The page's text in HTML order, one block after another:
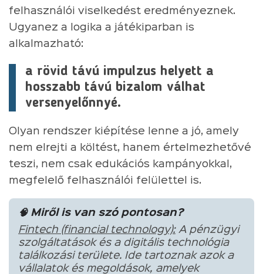
felhasználói viselkedést eredményeznek.
Ugyanez a logika a játékiparban is
alkalmazható:
a rövid távú impulzus helyett a
hosszabb távú bizalom válhat
versenyelőnnyé.
Olyan rendszer kiépítése lenne a jó, amely
nem elrejti a költést, hanem értelmezhetővé
teszi, nem csak edukációs kampányokkal,
megfelelő felhasználói felülettel is.
🧠 Miről is van szó pontosan?
Fintech (financial technology):A pénzügyi
szolgáltatások és a digitális technológia
találkozási területe. Ide tartoznak azok a
vállalatok és megoldások, amelyek